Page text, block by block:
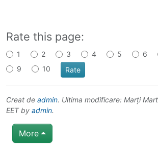
Rate this page:
1 2 3 4 5 6
9
10
Creat de admin. Ultima modificare: Marți
EET by admin.
More